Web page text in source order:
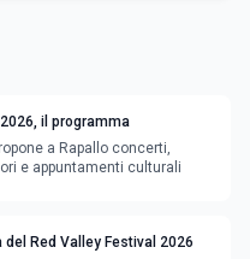
il programma
a Rapallo concerti,
e appuntamenti culturali
Red Valley Festival 2026